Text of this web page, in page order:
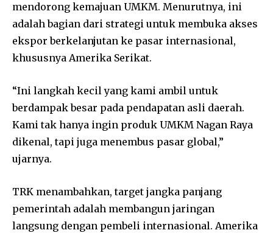
mendorong kemajuan UMKM. Menurutnya, ini
adalah bagian dari strategi untuk membuka akses
ekspor berkelanjutan ke pasar internasional,
khususnya Amerika Serikat.
“Ini langkah kecil yang kami ambil untuk
berdampak besar pada pendapatan asli daerah.
Kami tak hanya ingin produk UMKM Nagan Raya
dikenal, tapi juga menembus pasar global,”
ujarnya.
TRK menambahkan, target jangka panjang
pemerintah adalah membangun jaringan
langsung dengan pembeli internasional. Amerika